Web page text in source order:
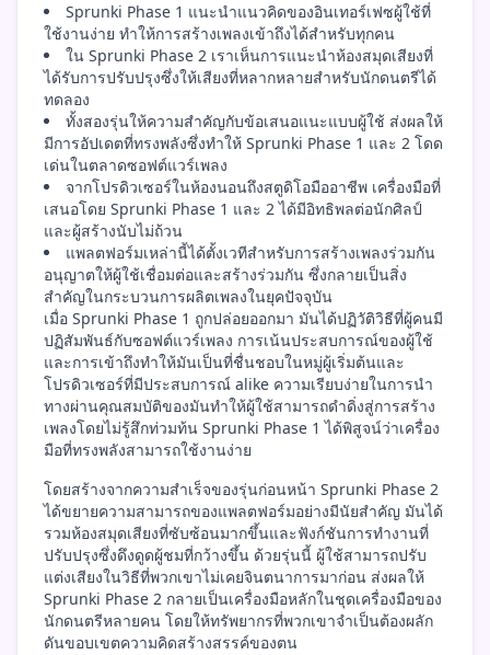
Sprunki Phase 1 แนะนำแนวคิดของอินเทอร์เฟซผู้ใช้ที่
ใช้งานง่าย ทำให้การสร้างเพลงเข้าถึงได้สำหรับทุกคน
ใน Sprunki Phase 2 เราเห็นการแนะนำห้องสมุดเสียงที่
ได้รับการปรับปรุงซึ่งให้เสียงที่หลากหลายสำหรับนักดนตรีได้
ทดลอง
ทั้งสองรุ่นให้ความสำคัญกับข้อเสนอแนะแบบผู้ใช้ ส่งผลให้
มีการอัปเดตที่ทรงพลังซึ่งทำให้ Sprunki Phase 1 และ 2 โดด
เด่นในตลาดซอฟต์แวร์เพลง
จากโปรดิวเซอร์ในห้องนอนถึงสตูดิโอมืออาชีพ เครื่องมือที่
เสนอโดย Sprunki Phase 1 และ 2 ได้มีอิทธิพลต่อนักศิลป์
และผู้สร้างนับไม่ถ้วน
แพลตฟอร์มเหล่านี้ได้ตั้งเวทีสำหรับการสร้างเพลงร่วมกัน
อนุญาตให้ผู้ใช้เชื่อมต่อและสร้างร่วมกัน ซึ่งกลายเป็นสิ่ง
สำคัญในกระบวนการผลิตเพลงในยุคปัจจุบัน
เมื่อ Sprunki Phase 1 ถูกปล่อยออกมา มันได้ปฏิวัติวิธีที่ผู้คนมี
ปฏิสัมพันธ์กับซอฟต์แวร์เพลง การเน้นประสบการณ์ของผู้ใช้
และการเข้าถึงทำให้มันเป็นที่ชื่นชอบในหมู่ผู้เริ่มต้นและ
โปรดิวเซอร์ที่มีประสบการณ์ alike ความเรียบง่ายในการนำ
ทางผ่านคุณสมบัติของมันทำให้ผู้ใช้สามารถดำดิ่งสู่การสร้าง
เพลงโดยไม่รู้สึกท่วมท้น Sprunki Phase 1 ได้พิสูจน์ว่าเครื่อง
มือที่ทรงพลังสามารถใช้งานง่าย
โดยสร้างจากความสำเร็จของรุ่นก่อนหน้า Sprunki Phase 2
ได้ขยายความสามารถของแพลตฟอร์มอย่างมีนัยสำคัญ มันได้
รวมห้องสมุดเสียงที่ซับซ้อนมากขึ้นและฟังก์ชันการทำงานที่
ปรับปรุงซึ่งดึงดูดผู้ชมที่กว้างขึ้น ด้วยรุ่นนี้ ผู้ใช้สามารถปรับ
แต่งเสียงในวิธีที่พวกเขาไม่เคยจินตนาการมาก่อน ส่งผลให้
Sprunki Phase 2 กลายเป็นเครื่องมือหลักในชุดเครื่องมือของ
นักดนตรีหลายคน โดยให้ทรัพยากรที่พวกเขาจำเป็นต้องผลัก
ดันขอบเขตความคิดสร้างสรรค์ของตน